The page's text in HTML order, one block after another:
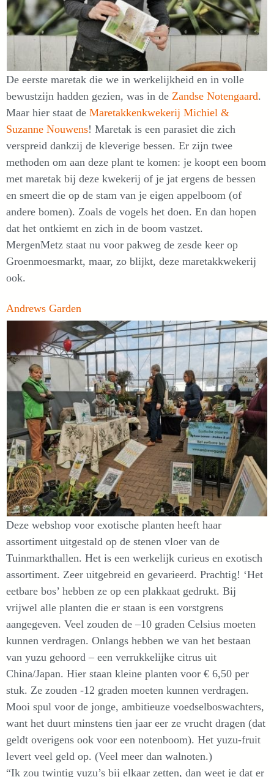
De eerste maretak die we in werkelijkheid en in volle
bewustzijn hadden gezien, was in de Zandse Notengaard.
Maar hier staat de Maretakkenkwekerij Michiel &
Suzanne Nouwens! Maretak is een parasiet die zich
verspreid dankzij de kleverige bessen. Er zijn twee
methoden om aan deze plant te komen: je koopt een boom
met maretak bij deze kwekerij of je jat ergens de bessen
en smeert die op de stam van je eigen appelboom (of
andere bomen). Zoals de vogels het doen. En dan hopen
dat het ontkiemt en zich in de boom vastzet.
MergenMetz staat nu voor pakweg de zesde keer op
Groenmoesmarkt, maar, zo blijkt, deze maretakkwekerij
ook.
Andrews Garden
Deze webshop voor exotische planten heeft haar
assortiment uitgestald op de stenen vloer van de
Tuinmarkthallen. Het is een werkelijk curieus en exotisch
assortiment. Zeer uitgebreid en gevarieerd. Prachtig! ‘Het
eetbare bos’ hebben ze op een plakkaat gedrukt. Bij
vrijwel alle planten die er staan is een vorstgrens
aangegeven. Veel zouden de –10 graden Celsius moeten
kunnen verdragen. Onlangs hebben we van het bestaan
van yuzu gehoord – een verrukkelijke citrus uit
China/Japan. Hier staan kleine planten voor € 6,50 per
stuk. Ze zouden -12 graden moeten kunnen verdragen.
Mooi spul voor de jonge, ambitieuze voedselboswachters,
want het duurt minstens tien jaar eer ze vrucht dragen (dat
geldt overigens ook voor een notenboom). Het yuzu-fruit
levert veel geld op. (Veel meer dan walnoten.)
“Ik zou twintig yuzu’s bij elkaar zetten, dan weet je dat er